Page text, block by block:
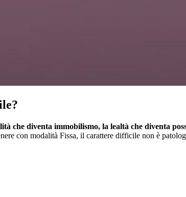
che diventa immobilismo, la lealtà che diventa
con modalità Fissa, il carattere difficile non è